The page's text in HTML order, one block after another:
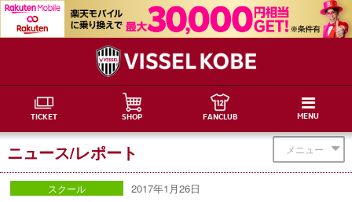
TICKET SHOP FANCLUB MENU
メニュー
ニュース/レポート
スクール 2017年1月26日